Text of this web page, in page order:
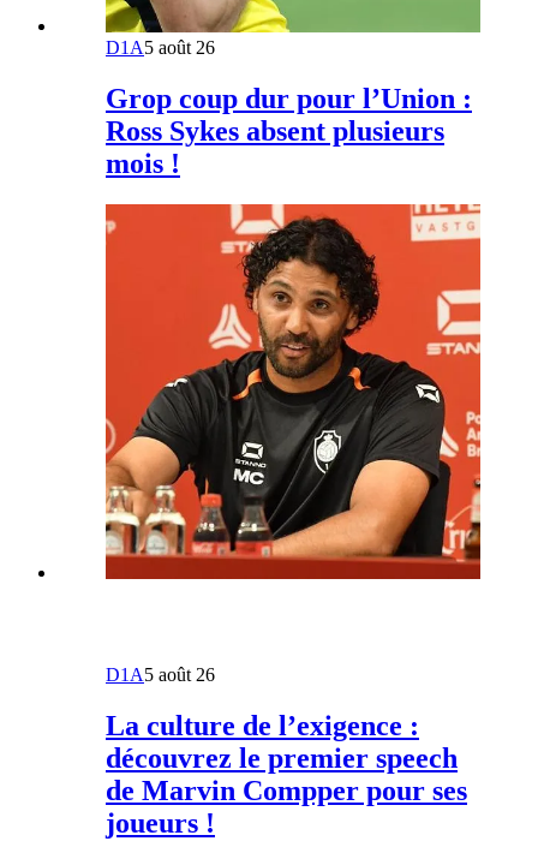
D1A5 août 26
Grop coup dur pour l’Union :
Ross Sykes absent plusieurs
mois !
D1A5 août 26
La culture de l’exigence :
découvrez le premier speech
de Marvin Compper pour ses
joueurs !